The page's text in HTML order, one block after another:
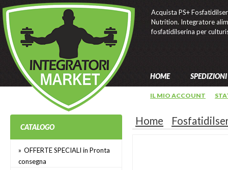
Acquista PS+
Nutrition. Integratore
fosfatidilserina per
HOME SPEDIZIONI
IL MIO ACCOUNT
CATALOGO
OFFERTE SPECIALI in Pronta
consegna
Home